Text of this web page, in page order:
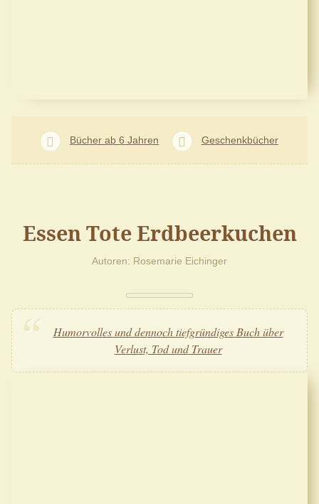
Bücher ab 6 Jahren Geschenkbücher
Essen Tote Erdbeerkuchen
Autoren Rosemarie Eichinger
Humorvolles und dennoch tiefgründiges Buch über
Verlust, Tod und Trauer